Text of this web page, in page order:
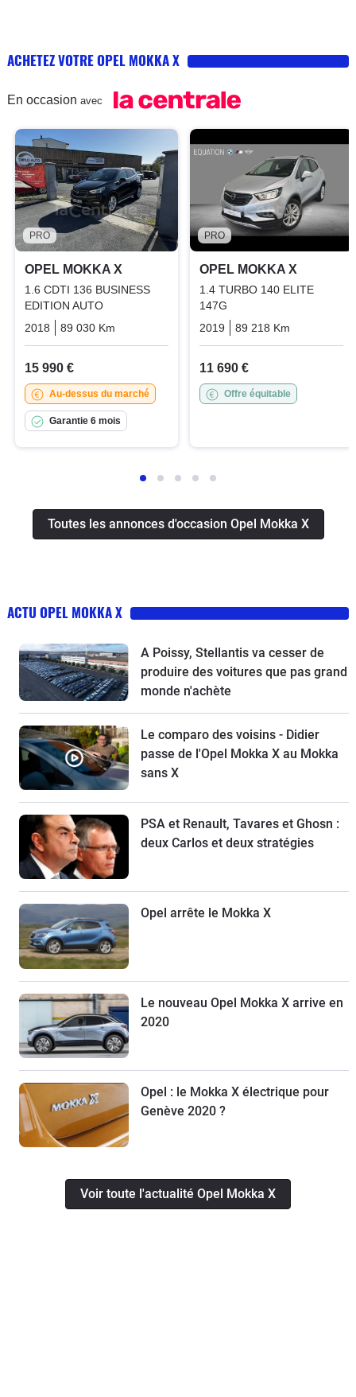
ACHETEZ VOTRE OPEL MOKKA X
En occasion avec
PRO
OPEL MOKKA X
1.6 CDTI 136 BUSINESS
EDITION AUTO
2018
89 030 Km Diesel
15 990 €
Au-dessus du marché
Garantie 6 mois
PRO
OPEL MOKKA X
1.4 TURBO 140 ELITE
147G
2019
89 218 Km
11 690 €
Offre équitable
Toutes les annonces d'occasion Opel Mokka X
ACTU OPEL MOKKA X
A Poissy, Stellantis va cesser de
produire des voitures que pas grand
monde n'achète
Le comparo des voisins - Didier
passe de l'Opel Mokka X au Mokka
sans X
PSA et Renault, Tavares et Ghosn :
deux Carlos et deux stratégies
Opel arrête le Mokka X
Le nouveau Opel Mokka X arrive en
2020
Opel : le Mokka X électrique pour
Genève 2020 ?
Voir toute l'actualité Opel Mokka X